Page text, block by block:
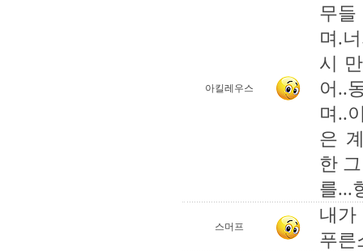
아킬레우스
무
며.
시
어..
며..
은
한
를...
스머프
내가
푸른